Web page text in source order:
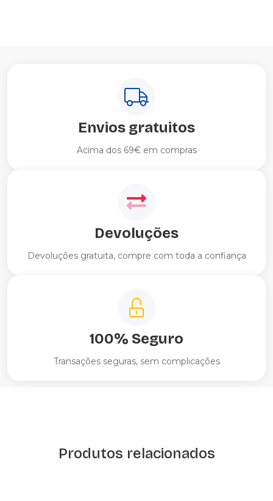
Envios gratuitos
Acima dos 69€ em compras
Devoluções
Devoluções gratuita, compre com toda a confiança
100% Seguro
Transações seguras, sem complicações
Produtos relacionados